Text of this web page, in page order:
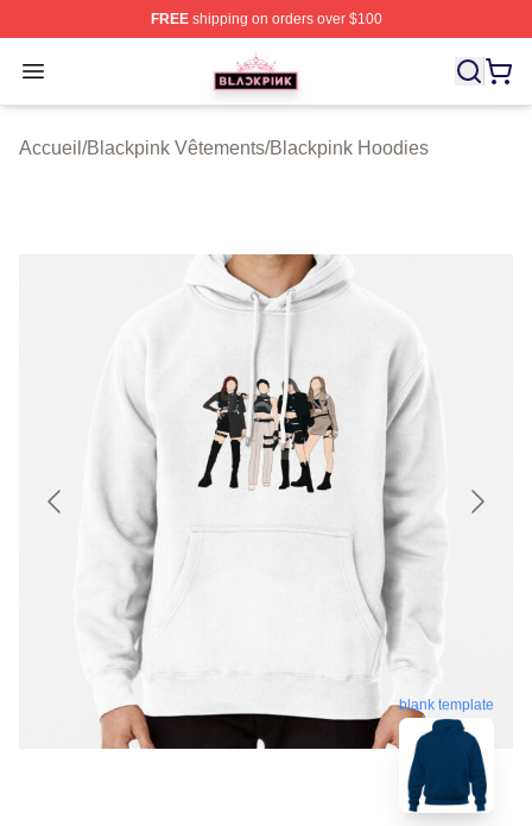
FREEshipping on orders over $100
Open menu
BLACKPINK Shop - Official BLACKPINK Merchandise
Accueil /Blackpink Vêtements/Blackpink Hoodies
blank template